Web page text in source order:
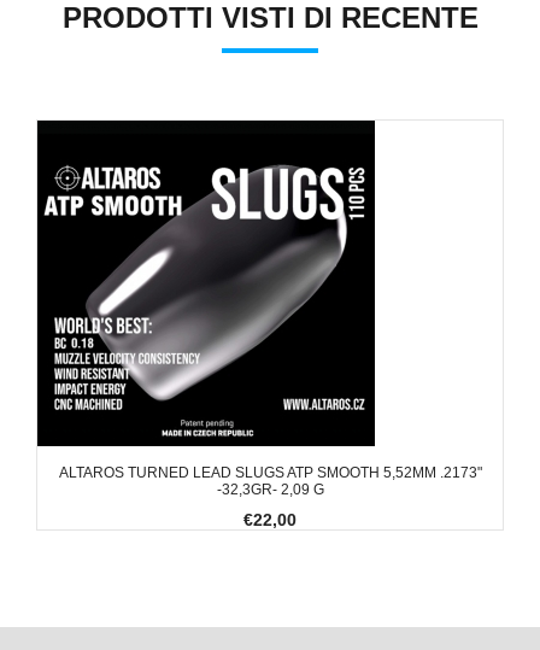
PRODOTTI VISTI DI RECENTE
ALTAROS TURNED LEAD SLUGS ATP SMOOTH 5,52MM .2173"
-32,3GR- 2,09 G
€22,00